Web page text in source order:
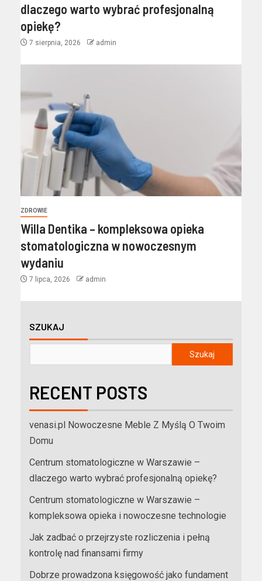
dlaczego warto wybrać profesjonalną
opiekę?
7 sierpnia, 2026 admin
ZDROWIE
Willa Dentika – kompleksowa opieka
stomatologiczna w nowoczesnym
wydaniu
7 lipca, 2026 admin
SZUKAJ
Szukaj
RECENT POSTS
venasi.pl Nowoczesne Meble Z Myślą O Twoim
Domu
Centrum stomatologiczne w Warszawie –
dlaczego warto wybrać profesjonalną opiekę?
Centrum stomatologiczne w Warszawie –
kompleksowa opieka i nowoczesne technologie
Jak zadbać o przejrzyste rozliczenia i pełną
kontrolę nad finansami firmy
Dobrze prowadzona księgowość jako fundament